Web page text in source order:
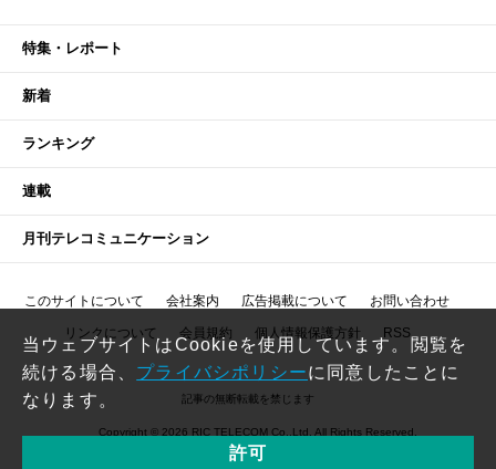
特集・レポート
新着
ランキング
連載
月刊テレコミュニケーション
このサイトについて 会社案内 広告掲載について お問い合わせ
リンクについて 会員規約 個人情報保護方針 RSS
記事の無断転載を禁じます
Copyright © 2026 RIC TELECOM Co.,Ltd. All Rights Reserved.
当ウェブサイトはCookieを使用しています。閲覧を
続ける場合、 プライバシポリシーに同意したことに
なります。
許可